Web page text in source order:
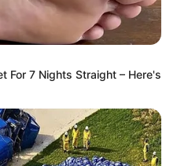
For 7 Nights Straight – Here's